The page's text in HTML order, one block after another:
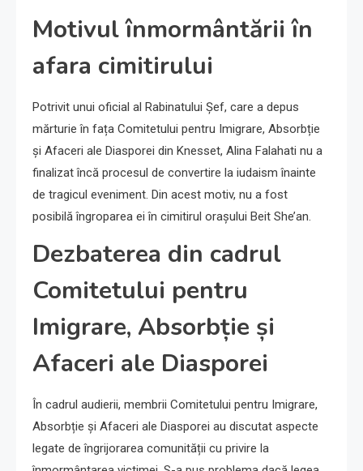
Motivul înmormântării în
afara cimitirului
Potrivit unui oficial al Rabinatului Șef, care a depus
mărturie în fața Comitetului pentru Imigrare, Absorbție
și Afaceri ale Diasporei din Knesset, Alina Falahati nu a
finalizat încă procesul de convertire la iudaism înainte
de tragicul eveniment. Din acest motiv, nu a fost
posibilă îngroparea ei în cimitirul orașului Beit She’an.
Dezbaterea din cadrul
Comitetului pentru
Imigrare, Absorbție și
Afaceri ale Diasporei
În cadrul audierii, membrii Comitetului pentru Imigrare,
Absorbție și Afaceri ale Diasporei au discutat aspecte
legate de îngrijorarea comunității cu privire la